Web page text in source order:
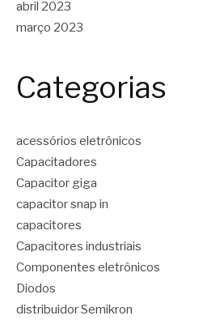
abril 2023
março 2023
Categorias
acessórios eletrônicos
Capacitadores
Capacitor giga
capacitor snap in
capacitores
Capacitores industriais
Componentes eletrônicos
Diodos
distribuidor Semikron